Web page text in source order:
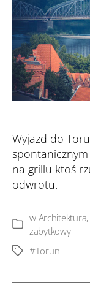
Wyjazd do
na grillu ktoś
odwrotu.
Kategorie
w Architektura,
zabytkowy
Tagi #Torun